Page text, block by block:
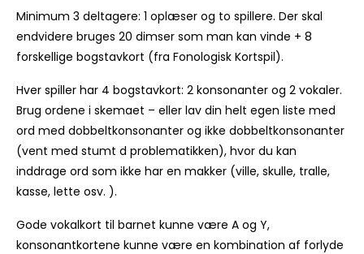
Minimum 3 deltagere: 1 oplæser og to spillere. Der skal
endvidere bruges 20 dimser som man kan vinde + 8
forskellige bogstavkort (fra Fonologisk Kortspil).
Hver spiller har 4 bogstavkort: 2 konsonanter og 2 vokaler.
Brug ordene i skemaet – eller lav din helt egen liste med
ord med dobbeltkonsonanter og ikke dobbeltkonsonanter
(vent med stumt d problematikken), hvor du kan
inddrage ord som ikke har en makker (ville, skulle, tralle,
kasse, lette osv. ).
Gode vokalkort til barnet kunne være A og Y,
konsonantkortene kunne være en kombination af forlyde